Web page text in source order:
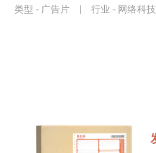
类型 - 广告片 行业 - 网络科技